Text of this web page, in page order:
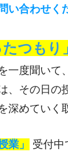
い合わせく
たつも
一度聞いて、
、その日の
深めていく
業」 受付中